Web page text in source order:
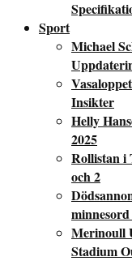
Sport
Michael
Insikter
Helly
2025
Rollistan i
och 2
Merinoull
Stadium